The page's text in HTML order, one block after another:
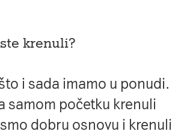
krenuli?
i sada imamo u ponudi.
samom početku krenuli
dobru osnovu i krenuli